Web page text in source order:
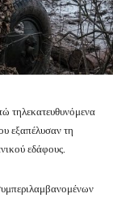
τηλεκατευθυνόμενα
εξαπέλυσαν τη
εδάφους.